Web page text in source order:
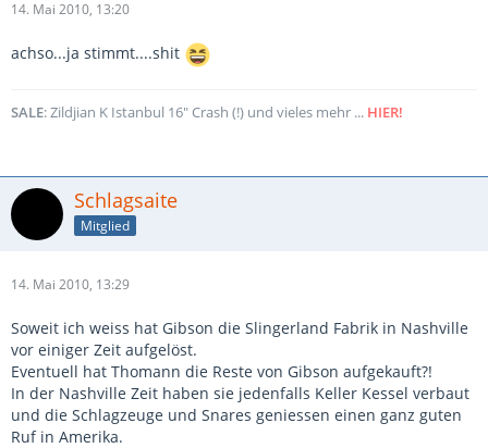
14. Mai 2010, 13:20
achso...ja stimmt....shit
SALE: Zildjian K Istanbul 16" Crash (!) und vieles mehr ... HIER!
Schlagsaite
Mitglied
14. Mai 2010, 13:29
Soweit ich weiss hat Gibson die Slingerland Fabrik in Nashville
vor einiger Zeit aufgelöst.
Eventuell hat Thomann die Reste von Gibson aufgekauft?!
In der Nashville Zeit haben sie jedenfalls Keller Kessel verbaut
und die Schlagzeuge und Snares geniessen einen ganz guten
Ruf in Amerika.